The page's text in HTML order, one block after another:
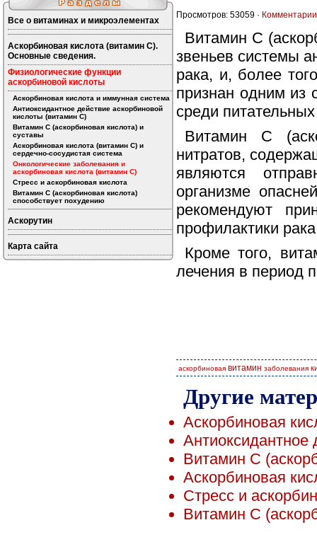
Все о витаминах и микроэлементах
Аскорбиновая кислота (витамин C).
Основные сведения.
Физиологические функции
аскорбиновой кислоты
Аскорбиновая кислота и иммунная система
Антиоксидантное действие аскорбиновой
кислоты (витамин C)
Витамин C (аскорбиновая кислота) и
суставы
Аскорбиновая кислота (витамин C) и
сердечно-сосудистая система
Онкологические заболевания и
аскорбиновая кислота (витамин C)
Стресс и аскорбиновая кислота
Витамин C (аскорбиновая кислота)
способствует похудению
Аскорутин
Карта сайта
Просмотров: 53059 · Комментарии
Витамин C
звеньев системы
рака, и, более
признан одним из
среди
Витамин C
нитратов,
являются
организме
рекомендуют
профилактики
Кроме того,
лечения в период
аскорбиновая витамин заболевания
Другие
Аскорбиновая
Антиоксидантное
Витамин C
Аскорбиновая
Стресс и
Витамин C